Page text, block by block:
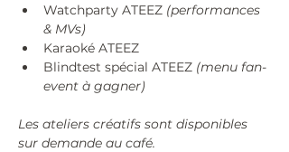
Watchparty ATEEZ (performances
& MVs)
Karaoké ATEEZ
Blindtest spécial ATEEZ (menu fan-
event à gagner)
Les ateliers créatifs sont disponibles
sur demande au café.